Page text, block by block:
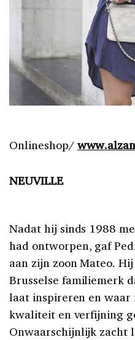
Onlineshop/
NEUVILLE
Nadat hij sinds 1988
had ontworpen, gaf
aan zijn zoon Mateo.
Brusselse familiemerk
laat inspireren en waar
kwaliteit en verfijning
Onwaarschijnlijk zacht